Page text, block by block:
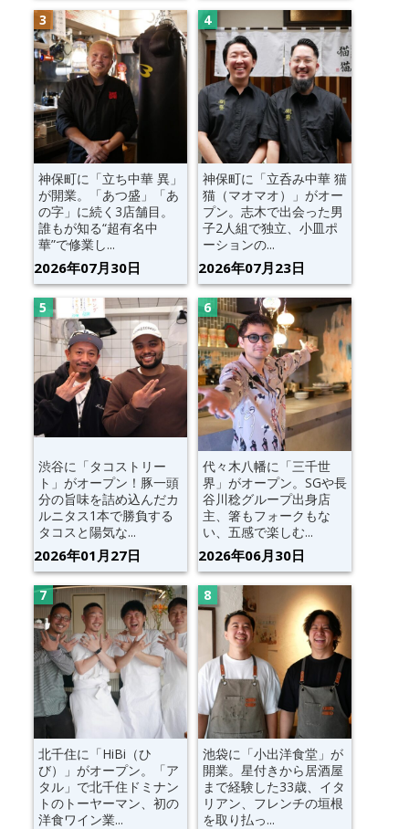
神保町に「立ち中華 異」
が開業。「あつ盛」「あ
の字」に続く3店舗目。
誰もが知る“超有名中
華”で修業し...
2026年07月30日
神保町に「立呑み中華 猫
猫（マオマオ）」がオー
プン。志木で出会った男
子2人組で独立、小皿ポ
ーションの...
2026年07月23日
渋谷に「タコストリー
ト」がオープン！豚一頭
分の旨味を詰め込んだカ
ルニタス1本で勝負する
タコスと陽気な...
2026年01月27日
代々木八幡に「三千世
界」がオープン。SGや長
谷川稔グループ出身店
主、箸もフォークもな
い、五感で楽しむ...
2026年06月30日
北千住に「HiBi（ひ
び）」がオープン。「ア
タル」で北千住ドミナン
トのトーヤーマン、初の
洋食ワイン業...
池袋に「小出洋食堂」が
開業。星付きから居酒屋
まで経験した33歳、イタ
リアン、フレンチの垣根
を取り払っ...